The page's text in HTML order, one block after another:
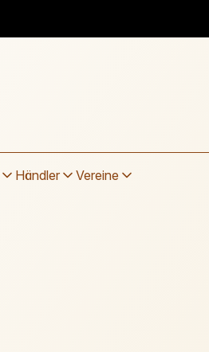
Händler Vereine